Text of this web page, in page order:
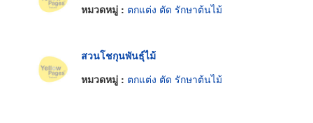
หมวดหมู่ : ตกแต่ง ตัด รักษาต้นไม้
สวนโชกุนพันธุ์ไม้
หมวดหมู่ : ตกแต่ง ตัด รักษาต้นไม้